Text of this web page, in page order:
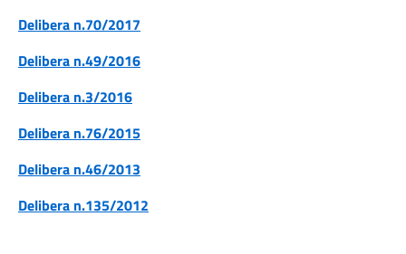
Delibera n.70/2017
Delibera n.49/2016
Delibera n.3/2016
Delibera n.76/2015
Delibera n.46/2013
Delibera n.135/2012